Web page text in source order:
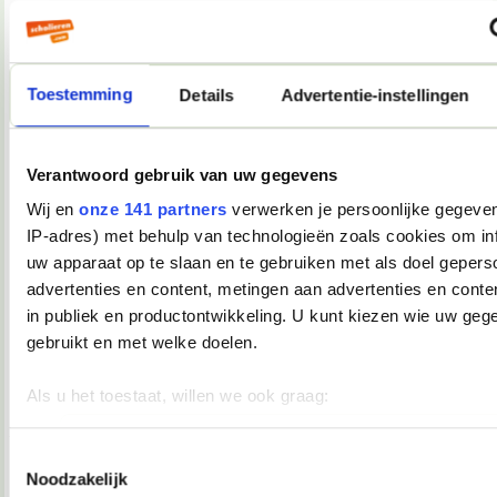
Toestemming Details Advertentie-instellingen
Verantwoord gebruik van uw gegevens
Wij en onze 141 partners verwerken je persoonlijke
IP-adres) met behulp van technologieën zoals cookies om
uw apparaat op te slaan en te gebruiken met als doel
advertenties en content, metingen aan advertenties en
in publiek en productontwikkeling. U kunt kiezen wie uw
gebruikt en met welke doelen.
Als u het toestaat, willen we ook graag:
Uw apparaat identificeren door het actief te scannen op
Noodzakelijk
Als ik morgen tijd heb, resize ik een paar foto's en upload ik
ze even.
__________________
08-12-2007, 17:39
Oooh, Junior Songfestival
Ik kijk ook en ik vind dat dat mag
08-12-2007, 17:40
Martiño
Andijvie schreef:
Oooh, Junior Songfestival
Andijvie, je daalt nu enorm in aanzien bij mij.
__________________
08-12-2007, 17:44